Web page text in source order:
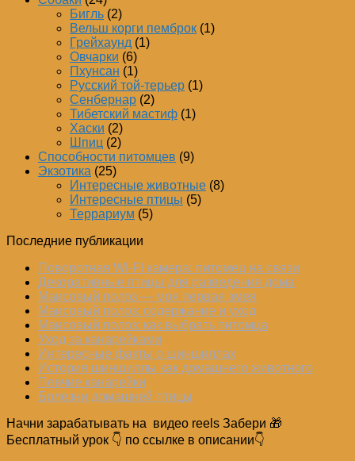
Бигль (2)
Вельш корги пемброк (1)
Грейхаунд (1)
Овчарки (6)
Пхунсан (1)
Русский той-терьер (1)
Сенбернар (2)
Тибетский мастиф (1)
Хаски (2)
Шпиц (2)
Способности питомцев (9)
Экзотика (25)
Интересные животные (8)
Интересные птицы (5)
Террариум (5)
Последние публикации
Поворотная WI-FI камера: питомец на связи
Декоративные птицы для разведения дома
Маисовый полоз — моя первая змея
Маисовый полоз: содержание и уход
Маисовый полоз: как выбрать питомца
Уход за канарейками
Интересные факты о шиншиллах
История шиншиллы как домашнего животного
Певчие канарейки
Болезни домашней птицы
Начни зарабатывать на видео reels Забери 🎁
Бесплатный урок 👇 по ссылке в описании👇